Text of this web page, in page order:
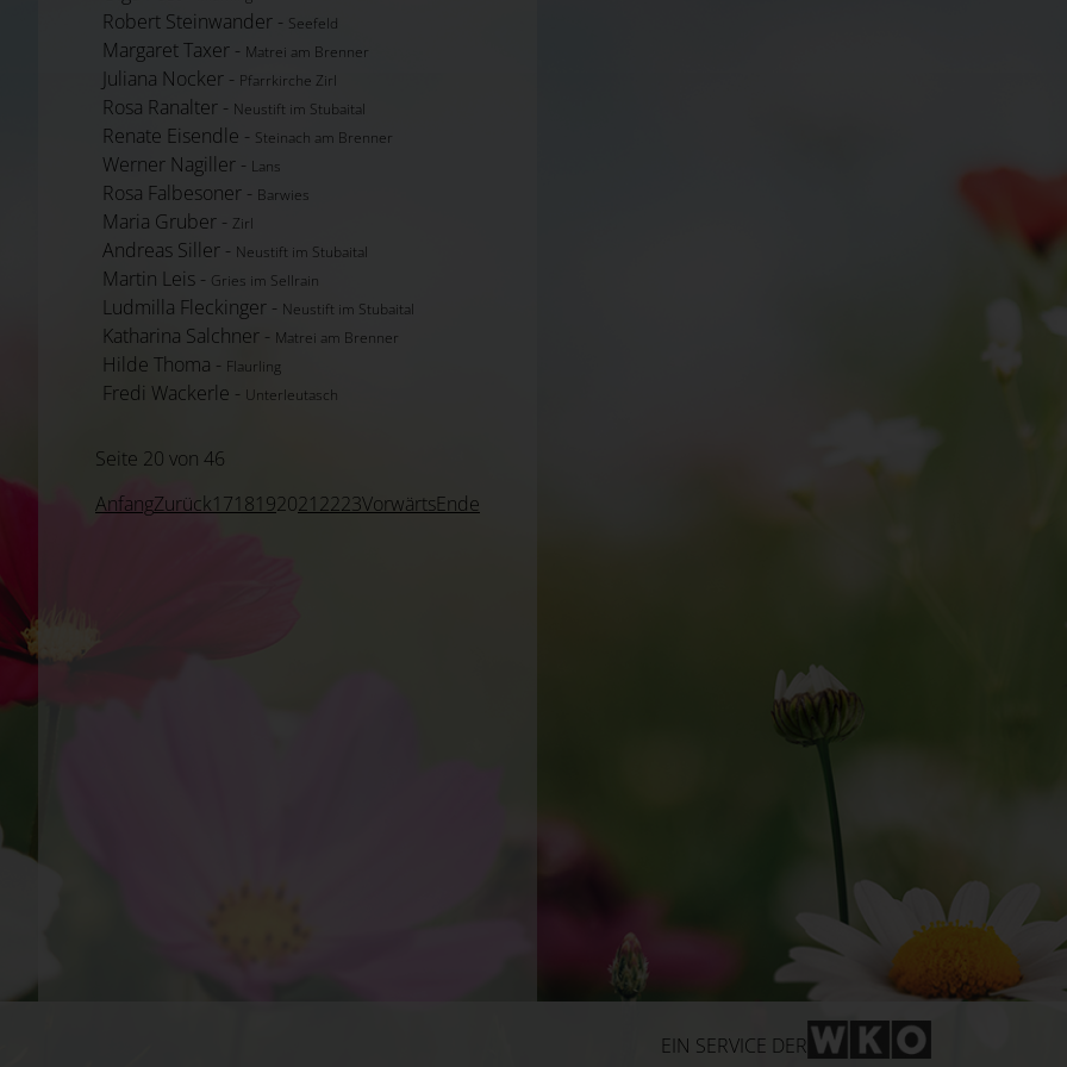
Robert Steinwander - Seefeld
Margaret Taxer - Matrei am Brenner
Juliana Nocker - Pfarrkirche Zirl
Rosa Ranalter - Neustift im Stubaital
Renate Eisendle - Steinach am Brenner
Werner Nagiller - Lans
Rosa Falbesoner - Barwies
Maria Gruber - Zirl
Andreas Siller - Neustift im Stubaital
Martin Leis - Gries im Sellrain
Ludmilla Fleckinger - Neustift im Stubaital
Katharina Salchner - Matrei am Brenner
Hilde Thoma - Flaurling
Fredi Wackerle - Unterleutasch
Seite 20 von 46
AnfangZurück1718192021 2223VorwärtsEnde
EIN SERVICE DERWKO-Link